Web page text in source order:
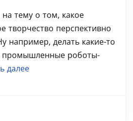
на тему о том, какое
творчество перспективно
например, делать какие-то
промышленные роботы-
далее